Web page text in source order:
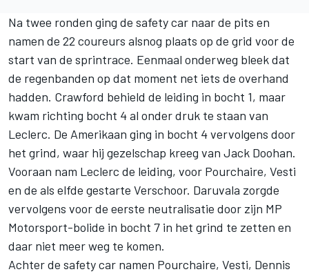
Na twee ronden ging de safety car naar de pits en
namen de 22 coureurs alsnog plaats op de grid voor de
start van de sprintrace. Eenmaal onderweg bleek dat
de regenbanden op dat moment net iets de overhand
hadden. Crawford behield de leiding in bocht 1, maar
kwam richting bocht 4 al onder druk te staan van
Leclerc. De Amerikaan ging in bocht 4 vervolgens door
het grind, waar hij gezelschap kreeg van Jack Doohan.
Vooraan nam Leclerc de leiding, voor Pourchaire, Vesti
en de als elfde gestarte Verschoor. Daruvala zorgde
vervolgens voor de eerste neutralisatie door zijn MP
Motorsport-bolide in bocht 7 in het grind te zetten en
daar niet meer weg te komen.
Achter de safety car namen Pourchaire, Vesti, Dennis